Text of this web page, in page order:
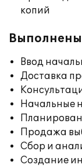
копий
Ввод
Доставка
Начальные
Продажа
Сбор и
Создание